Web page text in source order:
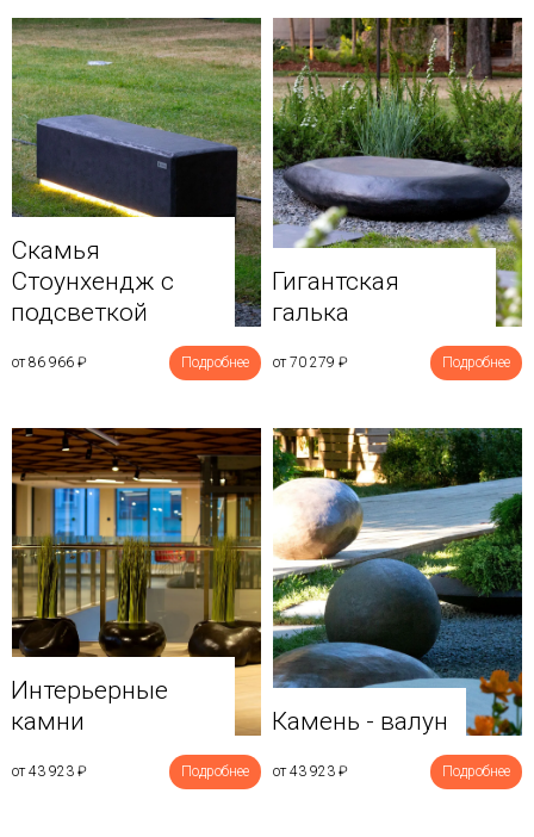
Скамья
Стоунхендж с
подсветкой
от 86 966 ₽ Подробнее
Гигантская
галька
от 70 279 ₽ Подробнее
Интерьерные
камни
от 43 923 ₽ Подробнее
Камень - валун
от 43 923 ₽ Подробнее